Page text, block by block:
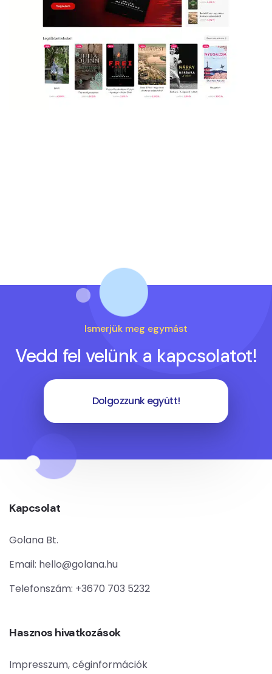
Ismerjük meg egymást
Vedd fel velünk a kapcsolatot!
Dolgozzunk együtt!
Kapcsolat
Golana Bt.
Email: hello@golana.hu
Telefonszám: +3670 703 5232
Hasznos hivatkozások
Impresszum, céginformációk